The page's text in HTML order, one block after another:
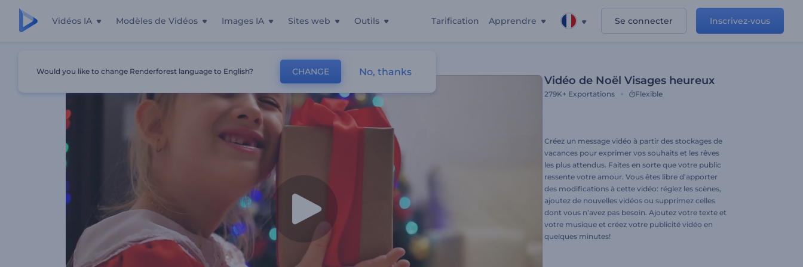
Vidéos IA Modèles de Vidéos Images IA Sites web Outils Tarification Apprendre Se connecter Inscrivez-vous
Vidéo de Noël Visages heureux
279K+ Exportations Flexible
Créez un message vidéo à partir des stockages de
vacances pour exprimer vos souhaits et les rêves
les plus attendus. Faites en sorte que votre public
ressente votre amour. Vous êtes libre d’apporter
des modifications à cette vidéo: réglez les scènes,
ajoutez de nouvelles vidéos ou supprimez celles
dont vous n’avez pas besoin. Ajoutez votre texte et
votre musique et créez votre publicité vidéo en
quelques minutes!
Would you like to change Renderforest language to English? CHANGE No, thanks